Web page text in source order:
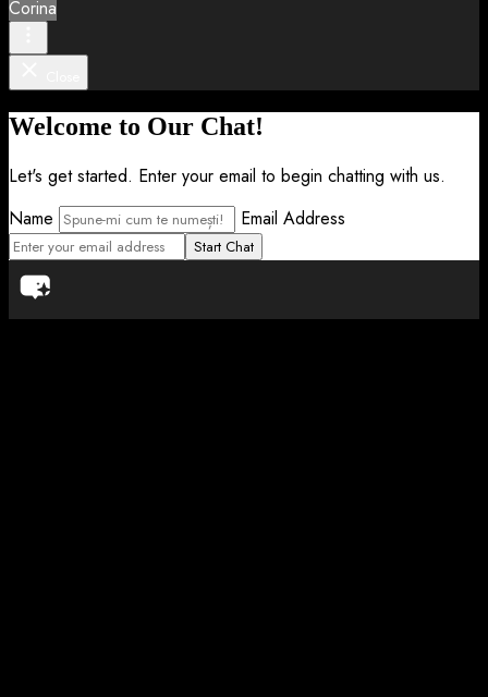
Corina
Welcome to Our Chat!
Let's get started. Enter your email to begin chatting with us.
Name
Email Address
Start Chat